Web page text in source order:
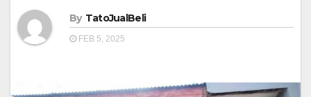
By TatoJualBeli
FEB 5, 2025